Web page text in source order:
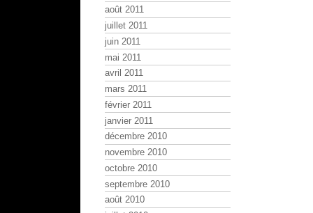
août 2011
juillet 2011
juin 2011
mai 2011
avril 2011
mars 2011
février 2011
janvier 2011
décembre 2010
novembre 2010
octobre 2010
septembre 2010
août 2010